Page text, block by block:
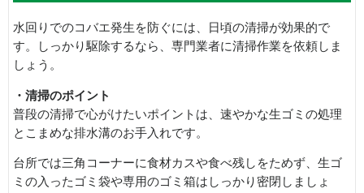
水回りでのコバエ発生を防ぐには、日頃の清掃が効果的で
す。しっかり駆除するなら、専門業者に清掃作業を依頼しま
しょう。
・清掃のポイント
普段の清掃で心がけたいポイントは、速やかな生ゴミの処理
とこまめな排水溝のお手入れです。
台所では三角コーナーに食材カスや食べ残しをためず、生ゴ
ミの入ったゴミ袋や専用のゴミ箱はしっかり密閉しましょ